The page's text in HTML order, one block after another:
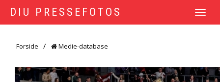
DIU PRESSEFOTOS
TOGGLE
Forside Medie-database